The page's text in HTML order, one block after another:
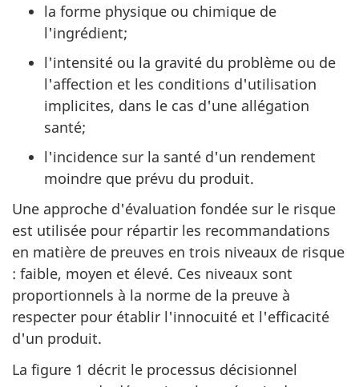
la forme physique ou chimique de
l'ingrédient;
l'intensité ou la gravité du problème ou de
l'affection et les conditions d'utilisation
implicites, dans le cas d'une allégation
santé;
l'incidence sur la santé d'un rendement
moindre que prévu du produit.
Une approche d'évaluation fondée sur le risque
est utilisée pour répartir les recommandations
en matière de preuves en trois niveaux de risque
: faible, moyen et élevé. Ces niveaux sont
proportionnels à la norme de la preuve à
respecter pour établir l'innocuité et l'efficacité
d'un produit.
La figure 1 décrit le processus décisionnel